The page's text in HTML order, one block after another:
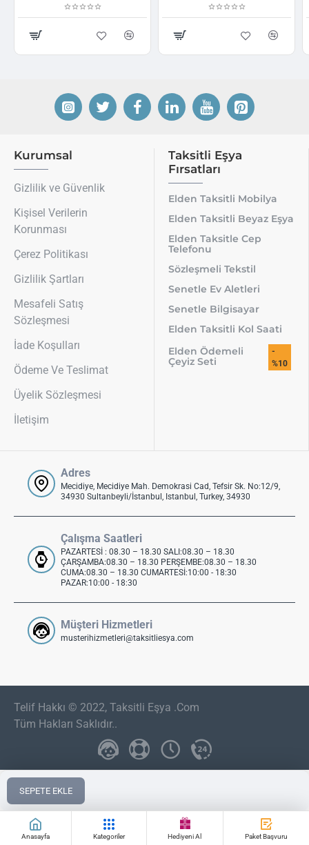
Anasayfa Kategoriler Hediyeni Al Paket Başvuru
SEPETE EKLE
Kurumsal
Gizlilik ve Güvenlik
Kişisel Verilerin
Korunması
Çerez Politikası
Gizlilik Şartları
Mesafeli Satış
Sözleşmesi
İade Koşulları
Ödeme Ve Teslimat
Üyelik Sözleşmesi
İletişim
Taksitli Eşya
Fırsatları
Elden Taksitli Mobilya
Elden Taksitli Beyaz Eşya
Elden Taksitle Cep
Telefonu
Sözleşmeli Tekstil
Senetle Ev Aletleri
Senetle Bilgisayar
Elden Taksitli Kol Saati
Elden Ödemeli
Çeyiz Seti
-
%10
Adres
Mecidiye, Mecidiye Mah. Demokrasi Cad, Tefsir Sk. No:12/9,
34930 Sultanbeyli/İstanbul, Istanbul, Turkey, 34930
Çalışma Saatleri
PAZARTESİ : 08.30 – 18.30 SALI:08.30 – 18.30
ÇARŞAMBA:08.30 – 18.30 PERŞEMBE:08.30 – 18.30
CUMA:08.30 – 18.30 CUMARTESİ:10:00 - 18:30
PAZAR:10:00 - 18:30
Müşteri Hizmetleri
musterihizmetleri@taksitliesya.com
Telif Hakkı © 2022, Taksitli Eşya .Com
Tüm Hakları Saklıdır..